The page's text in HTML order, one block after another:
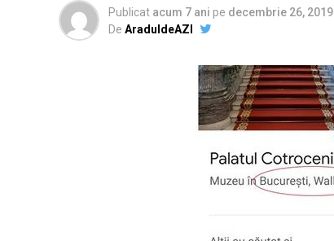
Publicat acum 7 ani pe decembrie 26, 2019
De AraduldeAZI